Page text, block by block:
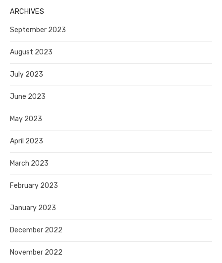
ARCHIVES
September 2023
August 2023
July 2023
June 2023
May 2023
April 2023
March 2023
February 2023
January 2023
December 2022
November 2022